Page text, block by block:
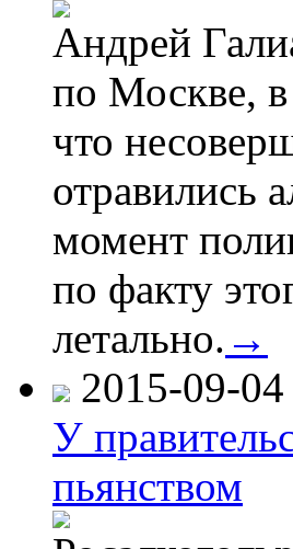
Андрей
по Москве,
что
отравились
момент
по факту
летально. →
2015-09-
У
пьянством